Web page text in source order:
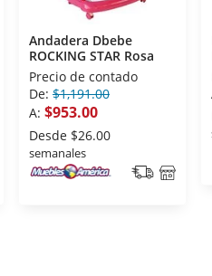
Andadera Dbebe
ROCKING STAR Rosa
Precio de contado
De: $1,191.00
A: $953.00
Desde $26.00
semanales